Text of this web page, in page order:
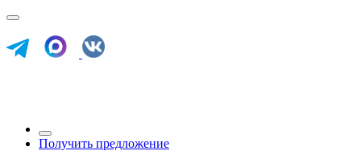
Получить предложение